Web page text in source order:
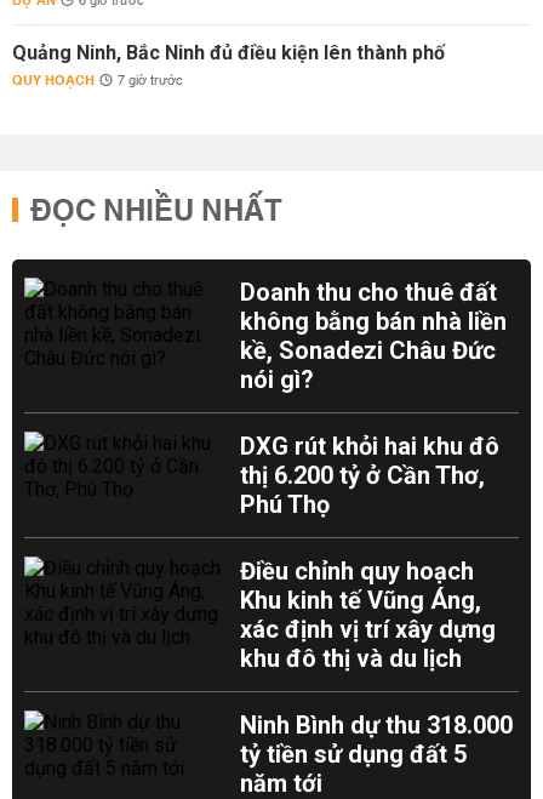
Quảng Ninh, Bắc Ninh đủ điều kiện lên thành phố
QUY HOẠCH 7 giờ trước
ĐỌC NHIỀU NHẤT
Doanh thu cho thuê đất
không bằng bán nhà liền
kề, Sonadezi Châu Đức
nói gì?
DXG rút khỏi hai khu đô
thị 6.200 tỷ ở Cần Thơ,
Phú Thọ
Điều chỉnh quy hoạch
Khu kinh tế Vũng Áng,
xác định vị trí xây dựng
khu đô thị và du lịch
Ninh Bình dự thu 318.000
tỷ tiền sử dụng đất 5
năm tới